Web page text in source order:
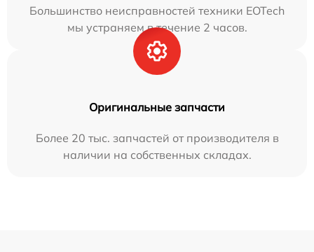
Большинство неисправностей техники EOTech
мы устраняем в течение 2 часов.
Оригинальные запчасти
Более 20 тыс. запчастей от производителя в
наличии на собственных складах.